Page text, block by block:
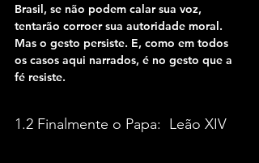
Brasil, se não podem calar sua voz,
tentarão corroer sua autoridade moral.
Mas o gesto persiste. E, como em todos
os casos aqui narrados, é no gesto que a
fé resiste.
1.2 Finalmente o Papa:  Leão XIV